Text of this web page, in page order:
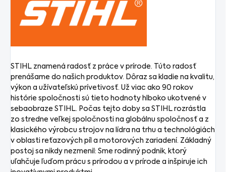
STIHL znamená radosť z práce v prírode. Túto radosť
prenášame do našich produktov. Dôraz sa kladie na kvalitu,
výkon a užívateľskú prívetivosť. Už viac ako 90 rokov
histórie spoločnosti sú tieto hodnoty hlboko ukotvené v
sebaobraze STIHL. Počas tejto doby sa STIHL rozrástla
zo stredne veľkej spoločnosti na globálnu spoločnosť a z
klasického výrobcu strojov na lídra na trhu a technológiách
v oblasti reťazových píl a motorových zariadení. Základný
postoj sa nikdy nezmenil: Sme rodinný podnik, ktorý
uľahčuje ľuďom prácu s prírodou a v prírode a inšpiruje ich